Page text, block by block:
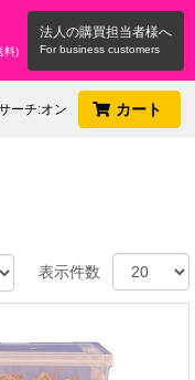
法人の購買担当者様へ
料)
ーチ:オン カート
表示件数